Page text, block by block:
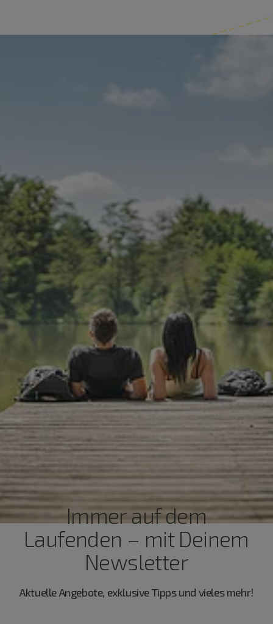
Immer auf dem
Laufenden – mit Deinem
Newsletter
Aktuelle Angebote, exklusive Tipps und vieles mehr!